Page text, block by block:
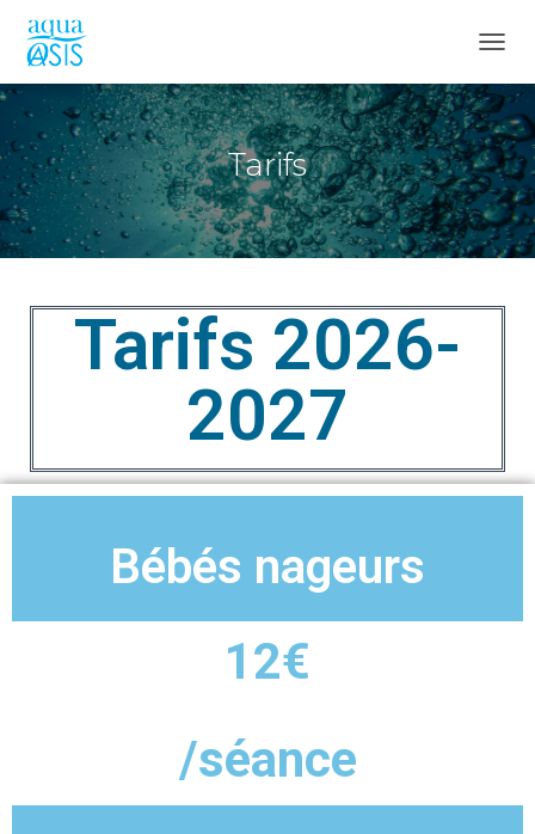
É
P
L
I
E
R
L
A
V
N
Tarifs
Tarifs 2026-
2027
Bébés nageurs
12€
/séance